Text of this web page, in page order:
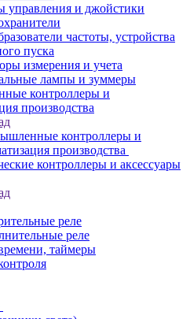
управления и джойстики
частоты, устройства
пуска
измерения и учета
лампы и зуммеры
контроллеры и
производства
контроллеры и
производства
контроллеры и аксессуары
реле
реле
таймеры